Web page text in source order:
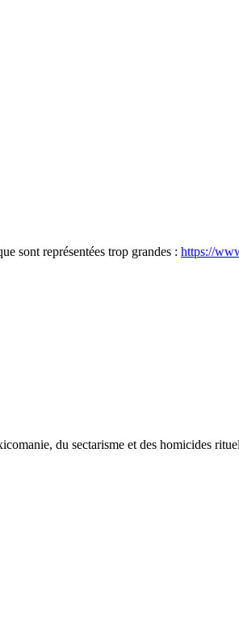
sont représentées trop grandes : https://
du sectarisme et des homicides